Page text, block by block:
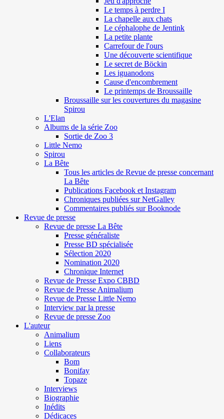
Le temps à perdre I
La chapelle aux chats
Le céphalophe de Jentink
La petite plante
Carrefour de l'ours
Une découverte scientifique
Le secret de Böckin
Les iguanodons
Cause d'encombrement
Le printemps de Broussaille
Broussaille sur les couvertures du magasine
Spirou
L'Elan
Albums de la série Zoo
Sortie de Zoo 3
Little Nemo
Spirou
La Bête
Tous les articles de Revue de presse concernant
La Bête
Publications Facebook et Instagram
Chroniques publiées sur NetGalley
Commentaires publiés sur Booknode
Revue de presse
Revue de presse La Bête
Presse généraliste
Presse BD spécialisée
Sélection 2020
Nomination 2020
Chronique Internet
Revue de Presse Expo CBBD
Revue de Presse Animalium
Revue de Presse Little Nemo
Interview par la presse
Revue de presse Zoo
L'auteur
Animalium
Liens
Collaborateurs
Bom
Bonifay
Topaze
Interviews
Biographie
Inédits
Dédicaces